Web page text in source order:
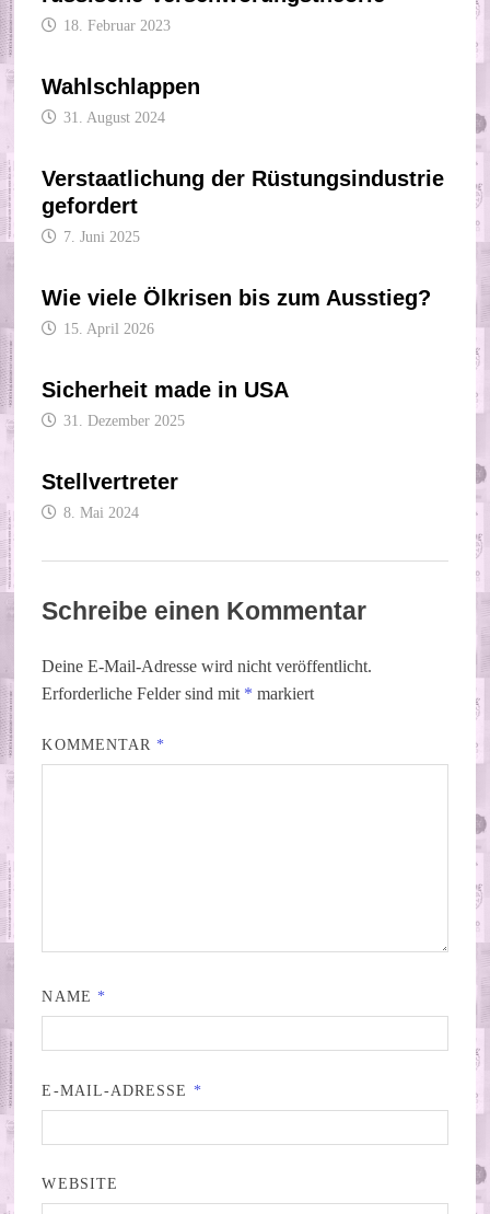
18. Februar 2023
Wahlschlappen
31. August 2024
Verstaatlichung der Rüstungsindustrie
gefordert
7. Juni 2025
Wie viele Ölkrisen bis zum Ausstieg?
15. April 2026
Sicherheit made in USA
31. Dezember 2025
Stellvertreter
8. Mai 2024
Schreibe einen Kommentar
Deine E-Mail-Adresse wird nicht veröffentlicht.
Erforderliche Felder sind mit * markiert
KOMMENTAR *
NAME *
E-MAIL-ADRESSE *
WEBSITE